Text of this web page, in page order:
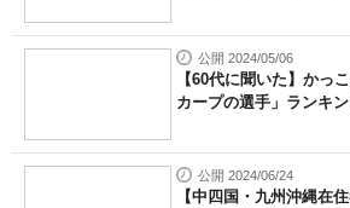
公開 2024/05/06
【60代に聞いた】かっ
カープの選手」ランキ
公開 2024/06/24
【中四国・九州沖縄在